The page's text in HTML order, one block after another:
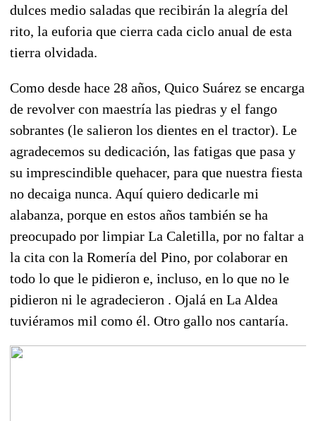
dulces medio saladas que recibirán la alegría del
rito, la euforia que cierra cada ciclo anual de esta
tierra olvidada.
Como desde hace 28 años, Quico Suárez se encarga
de revolver con maestría las piedras y el fango
sobrantes (le salieron los dientes en el tractor). Le
agradecemos su dedicación, las fatigas que pasa y
su imprescindible quehacer, para que nuestra fiesta
no decaiga nunca. Aquí quiero dedicarle mi
alabanza, porque en estos años también se ha
preocupado por limpiar La Caletilla, por no faltar a
la cita con la Romería del Pino, por colaborar en
todo lo que le pidieron e, incluso, en lo que no le
pidieron ni le agradecieron . Ojalá en La Aldea
tuviéramos mil como él. Otro gallo nos cantaría.